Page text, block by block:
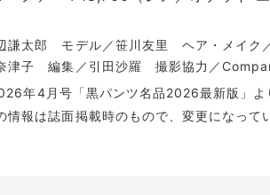
謙太郎 モデル／笹川友里 ヘア・メイ
津子 編集／引田沙羅 撮影協力／
年4月号「黒パンツ名品2026最新版」よ
情報は誌面掲載時のもので、変更になっ